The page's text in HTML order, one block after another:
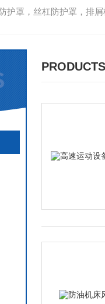
罩，丝杠防护罩，排屑机